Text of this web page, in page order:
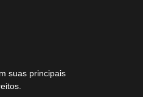
suas principais